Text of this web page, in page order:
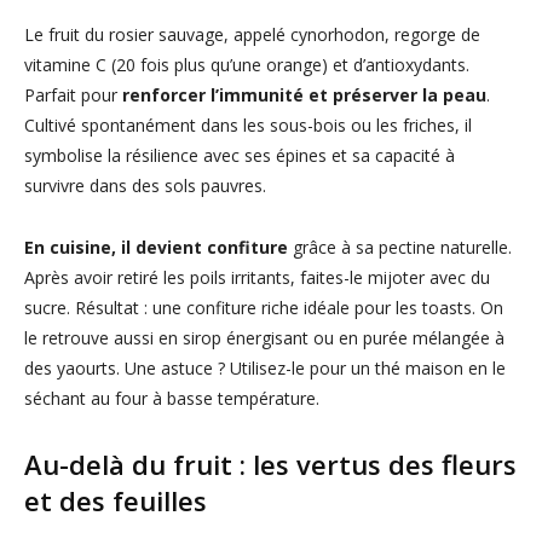
Le fruit du rosier sauvage, appelé cynorhodon, regorge de
vitamine C (20 fois plus qu’une orange) et d’antioxydants.
Parfait pour renforcer l’immunité et préserver la peau.
Cultivé spontanément dans les sous-bois ou les friches, il
symbolise la résilience avec ses épines et sa capacité à
survivre dans des sols pauvres.
En cuisine, il devient confiture grâce à sa pectine naturelle.
Après avoir retiré les poils irritants, faites-le mijoter avec du
sucre. Résultat : une confiture riche idéale pour les toasts. On
le retrouve aussi en sirop énergisant ou en purée mélangée à
des yaourts. Une astuce ? Utilisez-le pour un thé maison en le
séchant au four à basse température.
Au-delà du fruit : les vertus des fleurs
et des feuilles